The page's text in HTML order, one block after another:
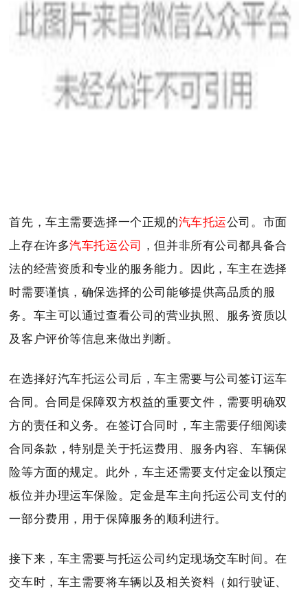
首先，车主需要选择一个正规的汽车托运公司。市面
上存在许多汽车托运公司 ，但并非所有公司都具备合
法的经营资质和专业的服务能力。因此，车主在选择
时需要谨慎，确保选择的公司能够提供高品质的服
务。车主可以通过查看公司的营业执照、服务资质以
及客户评价等信息来做出判断。
在选择好汽车托运公司后，车主需要与公司签订运车
合同。合同是保障双方权益的重要文件，需要明确双
方的责任和义务。在签订合同时，车主需要仔细阅读
合同条款，特别是关于托运费用、服务内容、车辆保
险等方面的规定。此外，车主还需要支付定金以预定
板位并办理运车保险。定金是车主向托运公司支付的
一部分费用，用于保障服务的顺利进行。
接下来，车主需要与托运公司约定现场交车时间。在
交车时，车主需要将车辆以及相关资料（如行驶证、